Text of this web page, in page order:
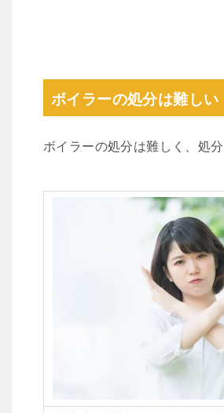
ボイラーの処分は難しい
ボイラーの処分は難しく、処